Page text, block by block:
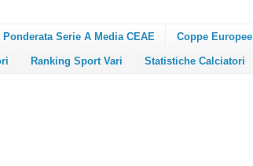
Ponderata Serie A Media CEAE Coppe Europee
Ranking Sport Vari Statistiche Calciatori